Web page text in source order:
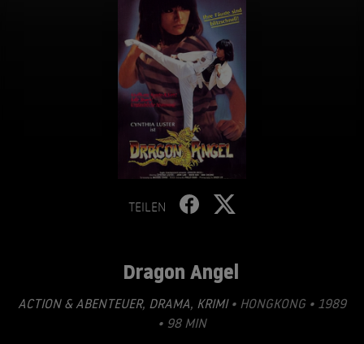
TEILEN
Dragon Angel
ACTION & ABENTEUER, DRAMA, KRIMI• HONGKONG • 1989
• 98 MIN